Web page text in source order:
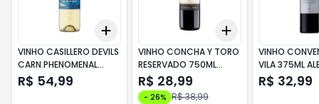
Add
VINHO CASILLERO DEVILS
CARN.PHENOMENAL
SAUVIGNON 750ML
R$ 54,99
Add
VINHO CONCHA Y TORO
RESERVADO 750ML
MERLOT
R$ 28,99
- 26% R$ 38,99
VINHO
VILA 375ML
TT
R$ 32,99